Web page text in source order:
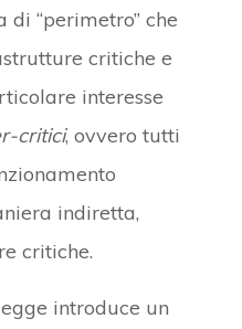
di “perimetro” che
critiche e
interesse
critici, ovvero tutti
indiretta,
critiche.
introduce un